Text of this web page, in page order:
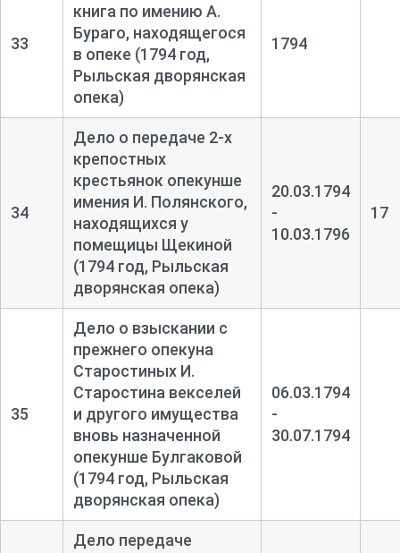
33
книга по имению А.
Бураго, находящегося
в опеке (1794 год,
Рыльская дворянская
опека)
1794
34
Дело о передаче 2-х
крепостных
крестьянок опекунше
имения И. Полянского,
находящихся у
помещицы Щекиной
(1794 год, Рыльская
дворянская опека)
20.03.1794
-
10.03.1796
17
35
Дело о взыскании с
прежнего опекуна
Старостиных И.
Старостина векселей
и другого имущества
вновь назначенной
опекунше Булгаковой
(1794 год, Рыльская
дворянская опека)
06.03.1794
-
30.07.1794
Дело передаче